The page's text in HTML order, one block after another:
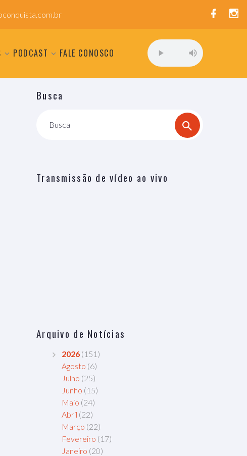
PODCAST FALE CONOSCO
Busca
Busca
Transmissão de vídeo ao vivo
Arquivo de Notícias
2026 (151)
Agosto (6)
Julho (25)
Junho (15)
Maio (24)
Abril (22)
Março (22)
Fevereiro (17)
Janeiro (20)